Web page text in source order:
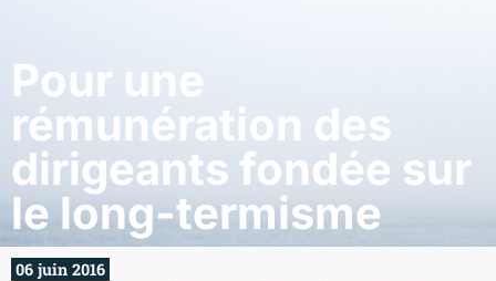
Pour une
rémunération des
dirigeants fondée sur
le long-termisme
06 juin 2016